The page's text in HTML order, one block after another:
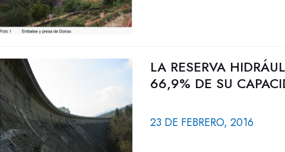
LA RESERVA
66,9% DE SU
23 DE FEBRERO, 2016